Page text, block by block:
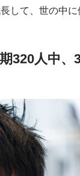
して、世の中に
320人中、